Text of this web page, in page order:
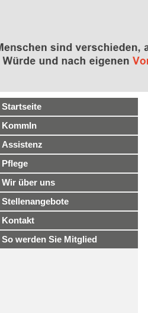
Startseite
KommIn
Assistenz
Pflege
Wir über uns
Stellenangebote
Kontakt
So werden Sie Mitglied